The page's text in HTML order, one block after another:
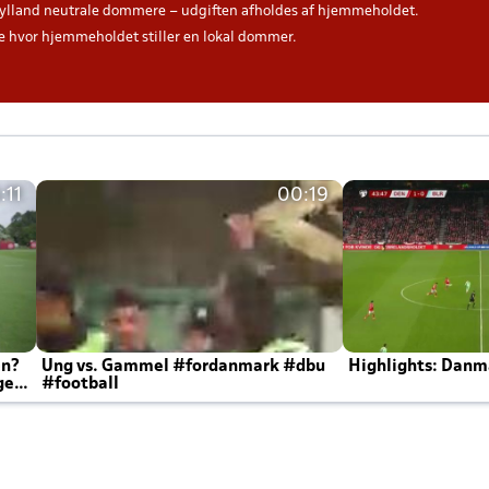
neutrale dommere – udgiften afholdes af hjemmeholdet.
hvor hjemmeholdet stiller en lokal dommer.
00:19
Ung vs. Gammel #fordanmark #dbu
#football
Highlights: